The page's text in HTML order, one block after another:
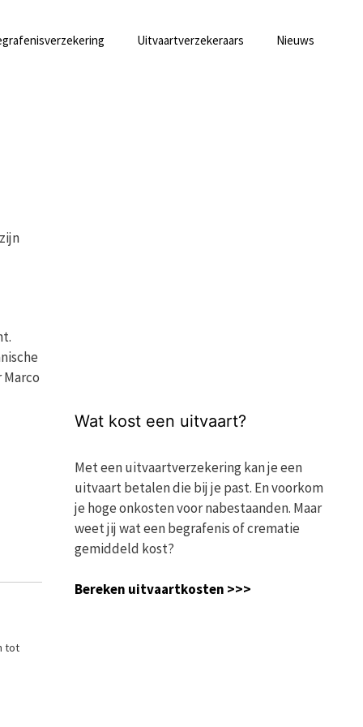
Uitvaartverzekeraars Nieuws
tot
Wat kost een uitvaart?
Met een uitvaartverzekering kan je een
uitvaart betalen die bij je past. En voorkom
je hoge onkosten voor nabestaanden. Maar
weet jij wat een begrafenis of crematie
gemiddeld kost?
Bereken uitvaartkosten >>>